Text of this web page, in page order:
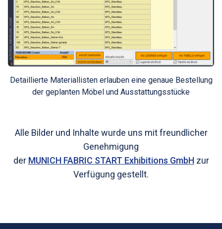
Detaillierte Materiallisten erlauben eine genaue Bestellung
der geplanten Möbel und Ausstattungsstücke
Alle Bilder und Inhalte wurde uns mit freundlicher
Genehmigung
der MUNICH FABRIC START Exhibitions GmbH zur
Verfügung gestellt.